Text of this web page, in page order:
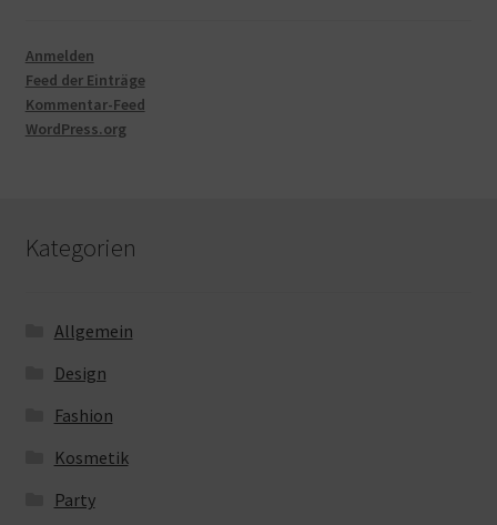
Anmelden
Feed der Einträge
Kommentar-Feed
WordPress.org
Kategorien
Allgemein
Design
Fashion
Kosmetik
Party